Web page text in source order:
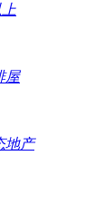
上
屋
地产